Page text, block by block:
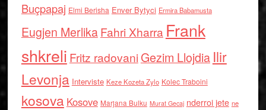
Buçpapaj Elmi Berisha Enver Bytyci Ermira Babamusta
Eugjen MerlikaFahri Xharra Frank
shkreli Fritz radovaniGezim Llojdia Ilir
Levonja Interviste Keze Kozeta Zylo Kolec Traboini
kosova Kosove Marjana Bulku Murat Gecaj nderroi jete ne